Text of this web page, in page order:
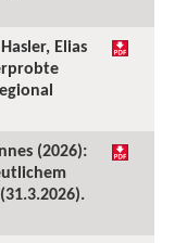
Elias
(2026):